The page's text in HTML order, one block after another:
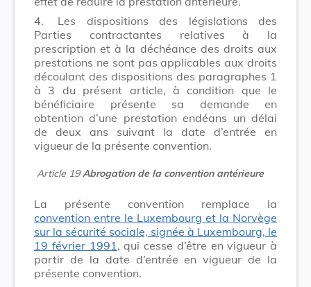
4.
Les dispositions des législations des
Parties contractantes relatives à la
prescription et à la déchéance des droits aux
prestations ne sont pas applicables aux droits
découlant des dispositions des paragraphes 1
à 3 du présent article, à condition que le
bénéficiaire présente sa demande en
obtention d’une prestation endéans un délai
de deux ans suivant la date d’entrée en
vigueur de la présente convention.
Article 19 Abrogation de la convention antérieure
La présente convention remplace la
convention entre le Luxembourg et la Norvège
sur la sécurité sociale, signée à Luxembourg, le
19 février 1991 , qui cesse d’être en vigueur à
partir de la date d’entrée en vigueur de la
présente convention.